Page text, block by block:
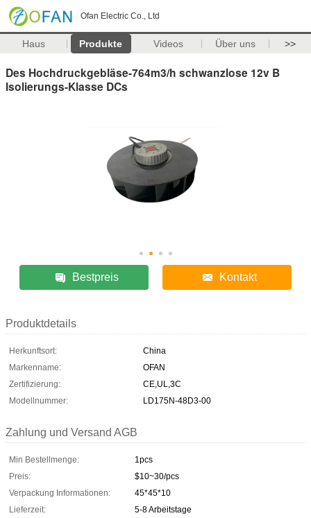
Ofan Electric Co., Ltd
Haus Produkte Videos Über uns >>
Des Hochdruckgebläse-764m3/h schwanzlose 12v B
Isolierungs-Klasse DCs
Bestpreis Kontakt
Produktdetails
Herkunftsort:
China
Markenname:
OFAN
Zertifizierung:
CE,UL,3C
Modellnummer:
LD175N-48D3-00
Zahlung und Versand AGB
Min Bestellmenge:
1pcs
Preis:
$10~30/pcs
Verpackung Informationen:
45*45*10
Lieferzeit:
5-8 Arbeitstage